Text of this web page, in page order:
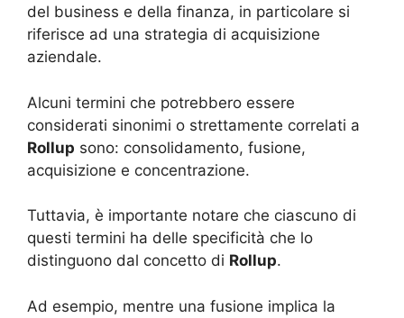
del business e della finanza, in particolare si
riferisce ad una strategia di acquisizione
aziendale.
Alcuni termini che potrebbero essere
considerati sinonimi o strettamente correlati a
Rollup sono: consolidamento, fusione,
acquisizione e concentrazione.
Tuttavia, è importante notare che ciascuno di
questi termini ha delle specificità che lo
distinguono dal concetto di Rollup.
Ad esempio, mentre una fusione implica la